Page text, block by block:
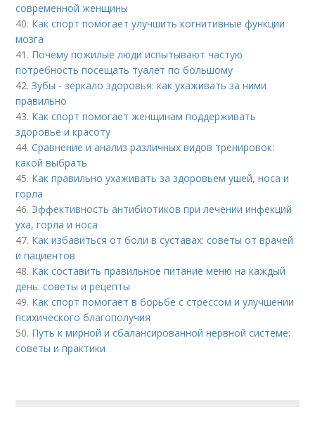
современной женщины
40. Как спорт помогает улучшить когнитивные функции
мозга
41. Почему пожилые люди испытывают частую
потребность посещать туалет по большому
42.Зубы - зеркало здоровья: как ухаживать за ними
правильно
43. Как спорт помогает женщинам поддерживать
здоровье и красоту
44.Сравнение и анализ различных видов тренировок:
какой выбрать
45. Как правильно ухаживать за здоровьем ушей, носа и
горла
46. Эффективность антибиотиков при лечении инфекций
уха, горла и носа
47. Как избавиться от боли в суставах: советы от врачей
и пациентов
48. Как составить правильное питание меню на каждый
день: советы и рецепты
49. Как спорт помогает в борьбе с стрессом и улучшении
психического благополучия
50. Путь к мирной и сбалансированной нервной системе:
советы и практики